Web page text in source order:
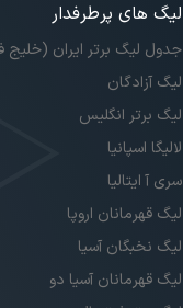
لیگ های پرطرفدار
جدول لیگ برتر ایران (خلیج
لیگ آزادگان
لیگ برتر انگلیس
لالیگا اسپانیا
سری آ ایتالیا
لیگ قهرمانان اروپا
لیگ نخبگان آسیا
لیگ قهرمانان آسیا دو